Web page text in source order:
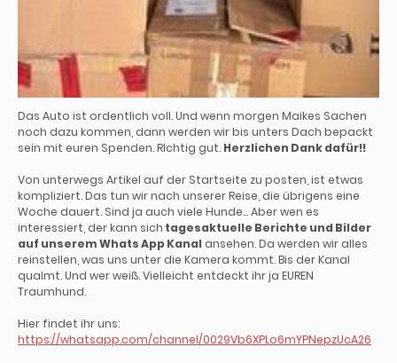
Das Auto ist ordentlich voll. Und wenn morgen Maikes Sachen
noch dazu kommen, dann werden wir bis unters Dach bepackt
sein mit euren Spenden. RIchtig gut. Herzlichen Dank dafür!!
Von unterwegs Artikel auf der Startseite zu posten, ist etwas
kompliziert. Das tun wir nach unserer Reise, die übrigens eine
Woche dauert. Sind ja auch viele Hunde... Aber wen es
interessiert, der kann sich tagesaktuelle Berichte und Bilder
auf unserem Whats App Kanal ansehen. Da werden wir alles
reinstellen, was uns unter die Kamera kommt. Bis der Kanal
qualmt. Und wer weiß. Vielleicht entdeckt ihr ja EUREN
Traumhund.
Hier findet ihr uns:
https://whatsapp.com/channel/0029Vb6XPLo6mYPNepzUcA26